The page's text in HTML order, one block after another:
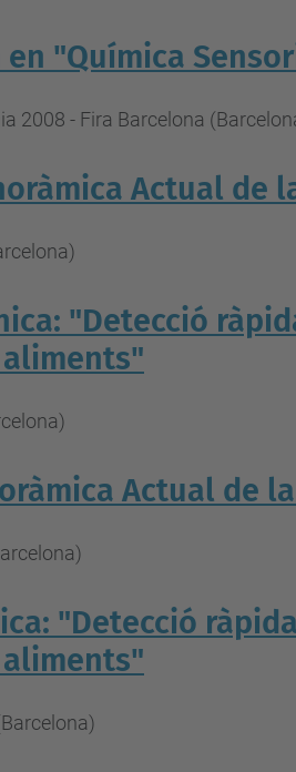
en "Química
2008 - Fira Barcelona
Actual de
"Detecció
Actual de
"Detecció